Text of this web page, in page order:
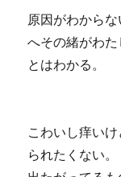
原因がわから
へその緒がわ
とはわかる。
こわいし痒い
られたくない。